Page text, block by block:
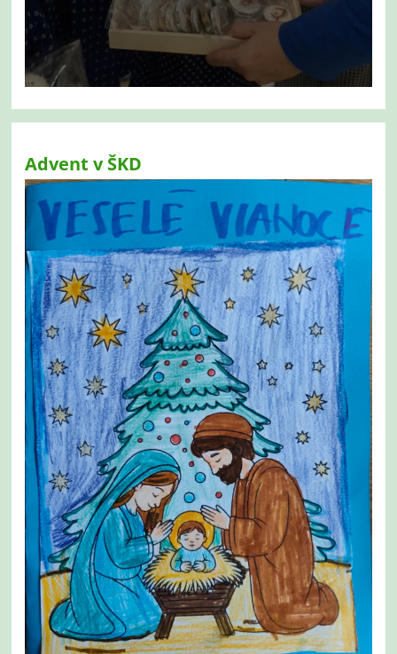
Advent v ŠKD